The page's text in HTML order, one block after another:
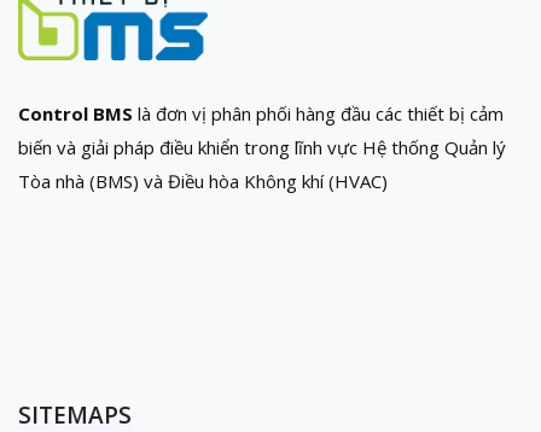
Control BMS là đơn vị phân phối hàng đầu các thiết bị cảm
biến và giải pháp điều khiển trong lĩnh vực Hệ thống Quản lý
Tòa nhà (BMS) và Điều hòa Không khí (HVAC)
SITEMAPS